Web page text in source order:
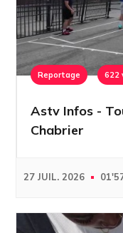
Reportage 622
Astv Infos -
Chabrier
27 JUIL. 2026